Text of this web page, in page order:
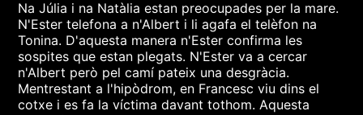
Na Júlia i na Natàlia estan preocupades per la mare.
N'Ester telefona a n'Albert i li agafa el telèfon na
Tonina. D'aquesta manera n'Ester confirma les
sospites que estan plegats. N'Ester va a cercar
n'Albert però pel camí pateix una desgràcia.
Mentrestant a l'hipòdrom, en Francesc viu dins el
cotxe i es fa la víctima davant tothom. Aquesta